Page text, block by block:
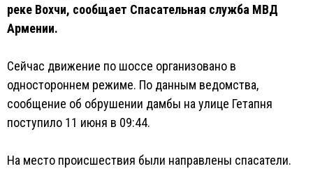
реке Вохчи, сообщает Спасательная служба МВД
Армении.
Сейчас движение по шоссе организовано в
одностороннем режиме. По данным ведомства,
сообщение об обрушении дамбы на улице Гетапня
поступило 11 июня в 09:44.
На место происшествия были направлены спасатели.